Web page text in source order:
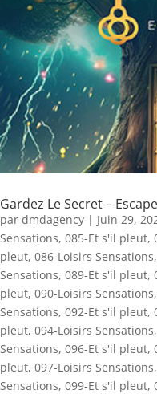
Gardez Le Secret –
par dmdagency | Juin 29,
Sensations, 085-Et s'il pleut,
pleut, 086-Loisirs Sensations,
Sensations, 089-Et s'il pleut,
pleut, 090-Loisirs Sensations,
Sensations, 092-Et s'il pleut,
pleut, 094-Loisirs Sensations,
Sensations, 096-Et s'il pleut,
pleut, 097-Loisirs Sensations,
Sensations, 099-Et s'il pleut,